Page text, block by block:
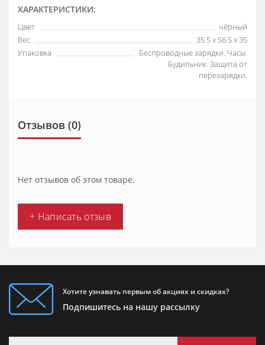
ХАРАКТЕРИСТИКИ:
Цвет
чёрный
Вес
35.5 x 56.5 x 35
Упаковка
Беспроводные зарядки. Часы.
Будильник. Защита от
перезарядки.
Отзывов (0)
Нет отзывов об этом товаре.
+ Написать отзыв
Хотите узнавать первым об акциях и скидках?
Подпишитесь на нашу рассылку